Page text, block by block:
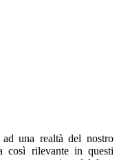
una realtà del nostro
così rilevante in questi